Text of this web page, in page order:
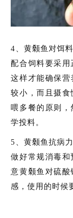
4、黄颡鱼对饵
配合饲料要采用
这样才能确保
较小，而且摄
喂多餐的原则
学投料。
5、黄颡鱼抗病
做好常规消毒
意黄颡鱼对硫
感，使用的时候